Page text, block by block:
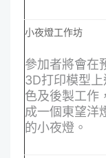
小夜燈工作坊
參加者將會在
3D打印模型上
色及後製工作
成一個東望洋
的小夜燈。